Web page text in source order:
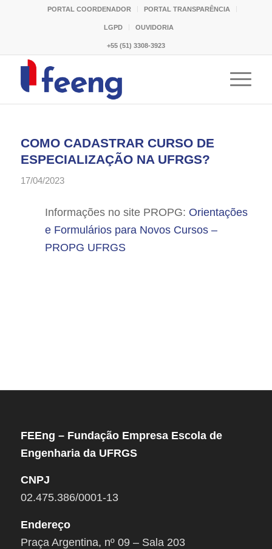
PORTAL COORDENADOR PORTAL TRANSPARÊNCIA
LGPD OUVIDORIA
+55 (51) 3308-3923
COMO CADASTRAR CURSO DE
ESPECIALIZAÇÃO NA UFRGS?
17/04/2023
Informações no site PROPG: Orientações
e Formulários para Novos Cursos –
PROPG UFRGS
FEEng – Fundação Empresa Escola de
Engenharia da UFRGS
CNPJ
02.475.386/0001-13
Endereço
Praça Argentina, nº 09 – Sala 203